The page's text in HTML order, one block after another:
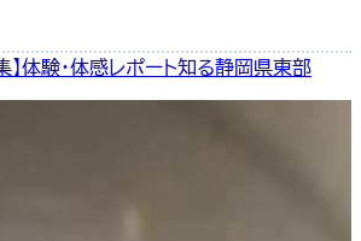
】体験・体感レポート知る静岡県東部